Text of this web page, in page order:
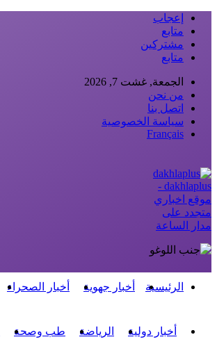
إعجاب
متابع
مشتركين
متابع
الجمعة, غشت 7, 2026
من نحن
اتصل بنا
سياسة الخصوصية
Français
dakhlaplus -
موقع اخباري
متجدد على
مدار الساعة
الرئيسية أخبار جهوية أخبار الصحراء
أخبار دولية الرياضة طب وصحة